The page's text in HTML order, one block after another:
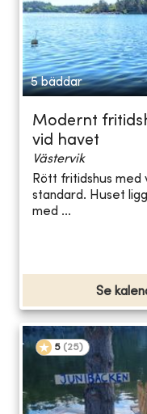
5 bäddar
Modernt
vid havet
Västervik
Rött fritidshus med
standard. Huset
med ...
Se
5 (25)